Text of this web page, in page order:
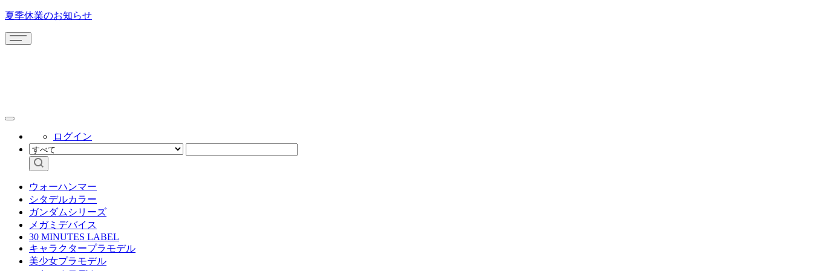
夏季休業のお知らせ
ログイン
ウォーハンマー
シタデルカラー
ガンダムシリーズ
メガミデバイス
30 MINUTES LABEL
キャラクタープラモデル
美少女プラモデル